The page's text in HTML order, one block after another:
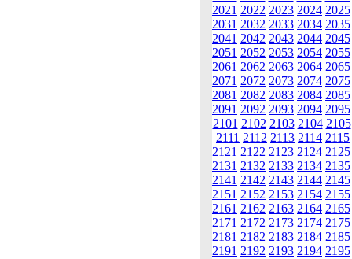
2021 2022 2023 2024 2025
2031 2032 2033 2034 2035
2041 2042 2043 2044 2045
2051 2052 2053 2054 2055
2061 2062 2063 2064 2065
2071 2072 2073 2074 2075
2081 2082 2083 2084 2085
2091 2092 2093 2094 2095
2101 2102 2103 2104 2105
2111 2112 2113 2114 2115
2121 2122 2123 2124 2125
2131 2132 2133 2134 2135
2141 2142 2143 2144 2145
2151 2152 2153 2154 2155
2161 2162 2163 2164 2165
2171 2172 2173 2174 2175
2181 2182 2183 2184 2185
2191 2192 2193 2194 2195